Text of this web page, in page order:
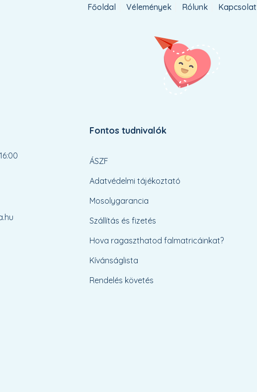
Főoldal Vélemények Rólunk Kapcsolat
Fontos tudnivalók
ÁSZF
Adatvédelmi tájékoztató
Mosolygarancia
Szállítás és fizetés
Hova ragaszthatod falmatricáinkat?
Kívánságlista
Rendelés követés